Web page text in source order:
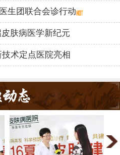
生团联合会诊行动
肤病医学新纪元
术定点医院亮相